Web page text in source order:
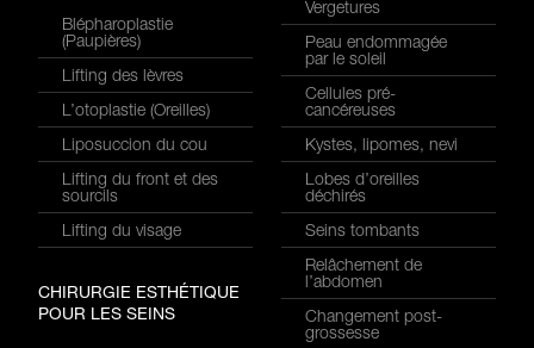
Blépharoplastie
(Paupières)
Lifting des lèvres
L’otoplastie (Oreilles)
Liposuccion du cou
Lifting du front et des
sourcils
Lifting du visage
CHIRURGIE ESTHÉTIQUE
POUR LES SEINS
Vergetures
Peau endommagée
par le soleil
Cellules pré-
cancéreuses
Kystes, lipomes, nevi
Lobes d’oreilles
déchirés
Seins tombants
Relâchement de
l’abdomen
Changement post-
grossesse